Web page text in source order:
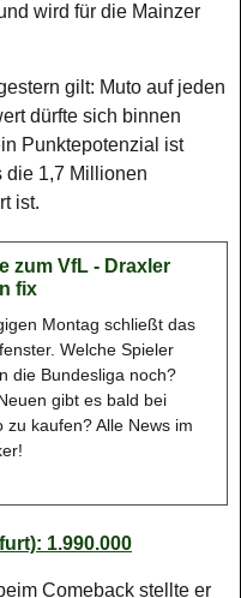
wird für die Mainzer
gilt: Muto auf jeden
dürfte sich binnen
Punktepotenzial ist
die 1,7 Millionen
ist.
zum VfL - Draxler
fix
Montag schließt das
Welche Spieler
die Bundesliga noch?
gibt es bald bei
zu kaufen? Alle News im
1.990.000
Comeback stellte er